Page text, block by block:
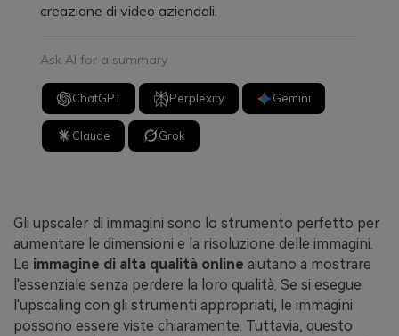
creazione di video aziendali.
Ask AI for a summary
ChatGPT Perplexity Gemini
Claude Grok
Gli upscaler di immagini sono lo strumento perfetto per
aumentare le dimensioni e la risoluzione delle immagini.
Le immagine di alta qualità online aiutano a mostrare
l'essenziale senza perdere la loro qualità. Se si esegue
l'upscaling con gli strumenti appropriati, le immagini
possono essere viste chiaramente. Tuttavia, questo